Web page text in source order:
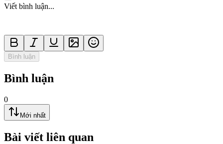
Viết bình luận...
Bình luận
Bình luận
0
Mới nhất
Bài viết liên quan